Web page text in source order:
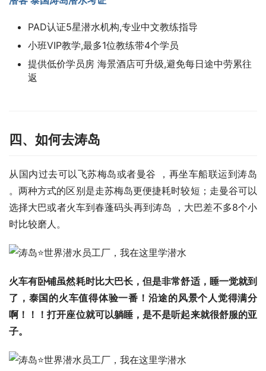
PAD认证5星潜水机构,专业中文教练指导
小班VIP教学,最多1位教练带4个学员
提供低价学员房 海景酒店可升级,避免每日途中劳累往
返
四、如何去涛岛
从国内过去可以飞苏梅岛或者曼谷 ，再坐车船联运到涛岛
。两种方式的区别是走苏梅岛更便捷耗时较短；走曼谷可以
选择大巴或者火车到春蓬码头再到涛岛 ，大巴差不多8个小
时比较磨人。
火车有卧铺虽然耗时比大巴长，但是非常舒适，睡一觉就到
了，泰国的火车值得体验一番！沿途的风景个人觉得满分
啊！！！打开座位就可以躺睡，是不是听起来就很舒服的亚
子。